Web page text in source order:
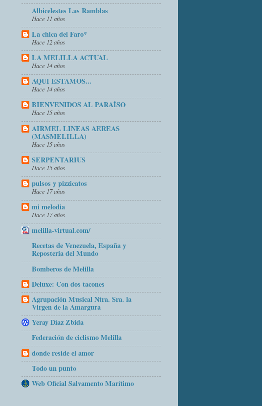
Albicelestes Las Ramblas
Hace 11 años
La chica del Faro*
Hace 12 años
LA MELILLA ACTUAL
Hace 14 años
AQUI ESTAMOS...
Hace 14 años
BIENVENIDOS AL PARAÍSO
Hace 15 años
AIRMEL LINEAS AEREAS
(MASMELILLA)
Hace 15 años
SERPENTARIUS
Hace 15 años
pulsos y pizzicatos
Hace 17 años
mi melodia
Hace 17 años
melilla-virtual.com/
Recetas de Venezuela, España y
Reposteria del Mundo
Bomberos de Melilla
Deluxe: Con dos tacones
Agrupación Musical Ntra. Sra. la
Virgen de la Amargura
Yeray Díaz Zbida
Federación de ciclismo Melilla
donde reside el amor
Todo un punto
Web Oficial Salvamento Marítimo